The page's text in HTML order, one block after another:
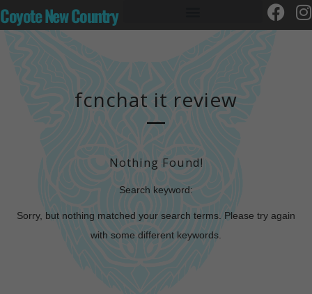
Coyote New Country
fcnchat it review
Nothing Found!
Search keyword:
Sorry, but nothing matched your search terms. Please try again
with some different keywords.